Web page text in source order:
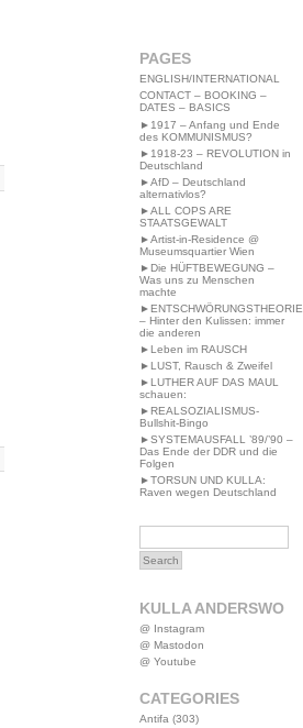
PAGES
ENGLISH/INTERNATIONAL
CONTACT – BOOKING –
DATES – BASICS
►1917 – Anfang und Ende
des KOMMUNISMUS?
►1918-23 – REVOLUTION in
Deutschland
►AfD – Deutschland
alternativlos?
►ALL COPS ARE
STAATSGEWALT
►Artist-in-Residence @
Museumsquartier Wien
►Die HÜFTBEWEGUNG –
Was uns zu Menschen
machte
►ENTSCHWÖRUNGSTHEORIE
– Hinter den Kulissen: immer
die anderen
►Leben im RAUSCH
►LUST, Rausch & Zweifel
►LUTHER AUF DAS MAUL
schauen:
►REALSOZIALISMUS-
Bullshit-Bingo
►SYSTEMAUSFALL ’89/’90 –
Das Ende der DDR und die
Folgen
►TORSUN UND KULLA:
Raven wegen Deutschland
KULLA ANDERSWO
@ Instagram
@ Mastodon
@ Youtube
CATEGORIES
Antifa (303)